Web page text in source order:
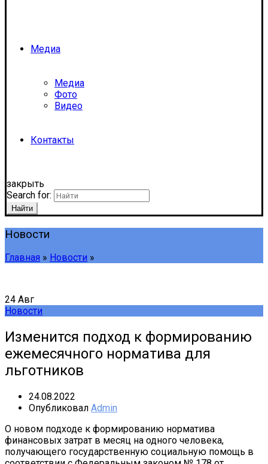
Медиа
Медиа
Фото
Видео
Контакты
закрыть
Search for:
Найти
Новости
Главная » Новости »
24 Авг
Новости
Изменится подход к формированию
ежемесячного норматива для
льготников
24.08.2022
Опубликовал Admin
О новом подходе к формированию норматива
финансовых затрат в месяц на одного человека,
получающего государственную социальную помощь в